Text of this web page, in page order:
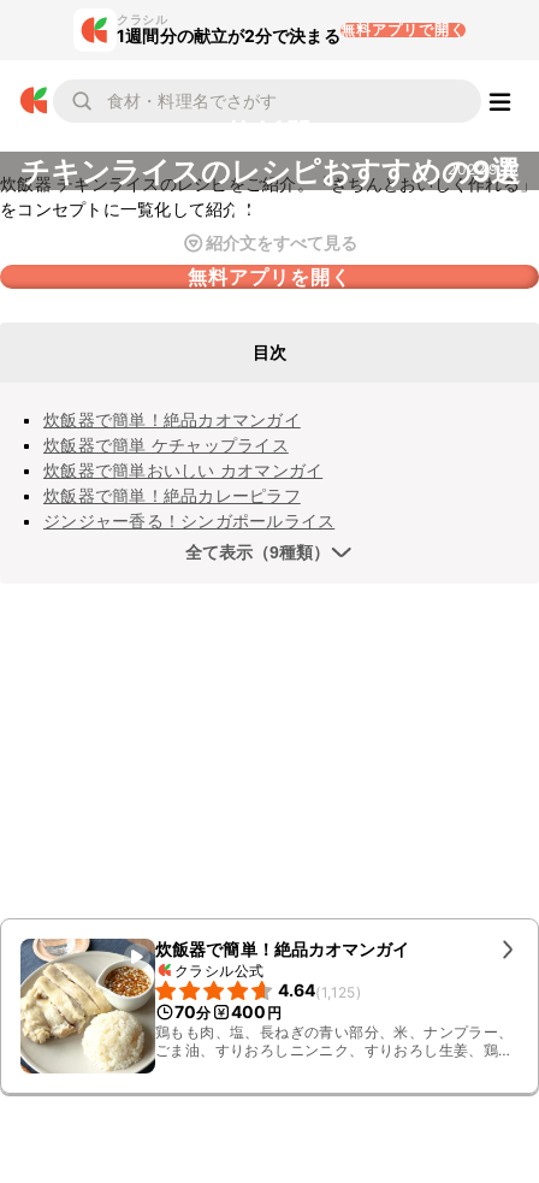
クラシル
1週間分の献立が2分で決まる無料アプリで開く
チキンライスのレシピおすすめの9選
を紹介
2022.9.27
炊飯器 チキンライスのレシピをご紹介。「きちんとおいしく作れる」
をコンセプトに一覧化して紹介！
紹介文をすべて見る
無料アプリを開く
目次
炊飯器で簡単！絶品カオマンガイ
炊飯器で簡単 ケチャップライス
炊飯器で簡単おいしい カオマンガイ
炊飯器で簡単！絶品カレーピラフ
ジンジャー香る！シンガポールライス
全て表示（9種類）
炊飯器で簡単！絶品カオマンガイ
クラシル公式
4.64(1,125)
70分 400 円
鶏もも肉、塩、長ねぎの青い部分、米、ナンプラー、
ごま油、すりおろしニンニク、すりおろし生姜、鶏ガ